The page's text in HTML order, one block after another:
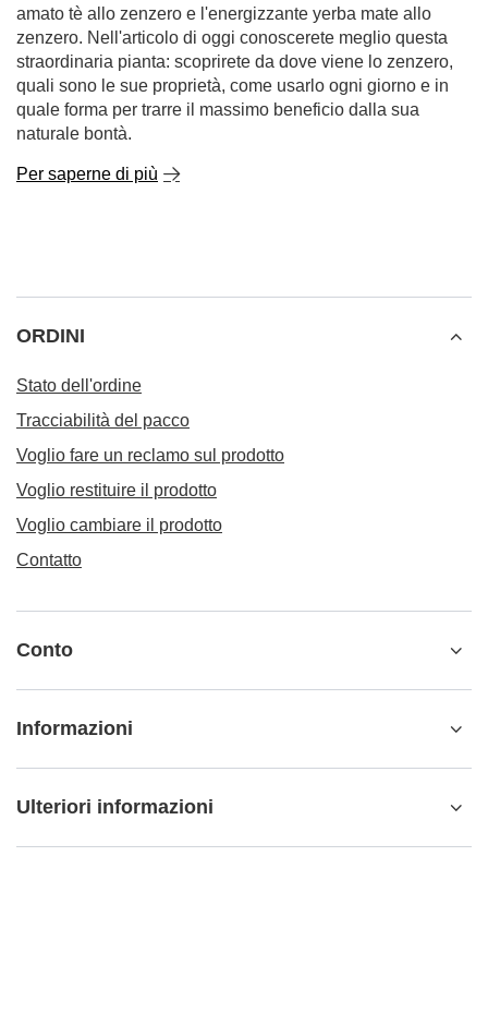
amato tè allo zenzero e l'energizzante yerba mate allo
zenzero. Nell'articolo di oggi conoscerete meglio questa
straordinaria pianta: scoprirete da dove viene lo zenzero,
quali sono le sue proprietà, come usarlo ogni giorno e in
quale forma per trarre il massimo beneficio dalla sua
naturale bontà.
Per saperne di più
ORDINI
Stato dell'ordine
Tracciabilità del pacco
Voglio fare un reclamo sul prodotto
Voglio restituire il prodotto
Voglio cambiare il prodotto
Contatto
Conto
Informazioni
Ulteriori informazioni